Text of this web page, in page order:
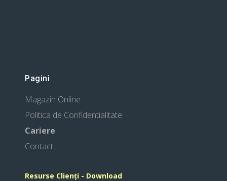
Pagini
Magazin Online
Politica de Confidentialitate
Cariere
Contact
Resurse Clienți - Download